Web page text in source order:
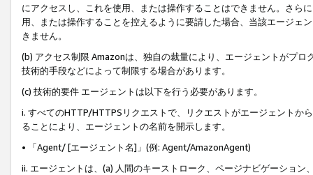
にアクセスし、これを使用、または操作することはできません。さら
用、または操作することを控えるように要請した場合、当該エージェ
きません。
(b) アクセス制限 Amazonは、独自の裁量により、エージェントがプ
技術的手段などによって制限する場合があります。
(c) 技術的要件 エージェントは以下を行う必要があります。
i. すべてのHTTP/HTTPSリクエストで、リクエストがエージェントか
ることにより、エージェントの名前を開示します。
• 「Agent/ [エージェント名]」(例: Agent/AmazonAgent)
ii. エージェントは、(a) 人間のキーストローク、ページナビゲーショ